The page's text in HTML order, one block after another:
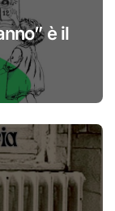
è il